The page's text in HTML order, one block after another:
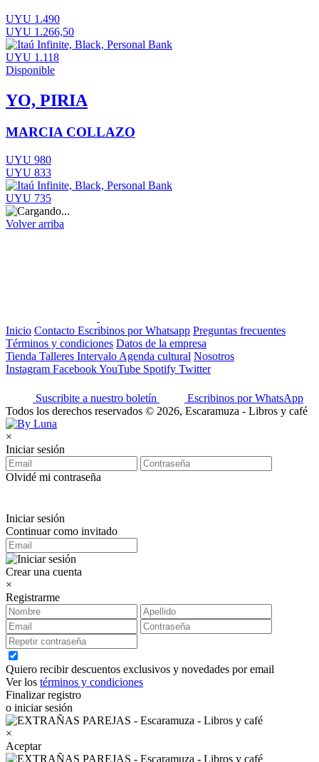
UYU 1.490
UYU 1.266,50
UYU 1.118
Disponible
YO, PIRIA
MARCIA COLLAZO
UYU 980
UYU 833
UYU 735
Volver arriba
Inicio Contacto Escribinos por Whatsapp Preguntas frecuentes
Términos y condiciones Datos de la empresa
Tienda Talleres Intervalo Agenda cultural Nosotros
Instagram FacebookYouTube Spotify Twitter
Suscribite a nuestro boletín
Escribinos por WhatsApp
Todos los derechos reservados © 2026, Escaramuza - Libros y café
×
Iniciar sesión
Olvidé mi contraseña
Iniciar sesión
Continuar como invitado
Crear una cuenta
×
Registrarme
Quiero recibir descuentos exclusivos y novedades por email
Ver los términos y condiciones
Finalizar registro
o iniciar sesión
×
Aceptar